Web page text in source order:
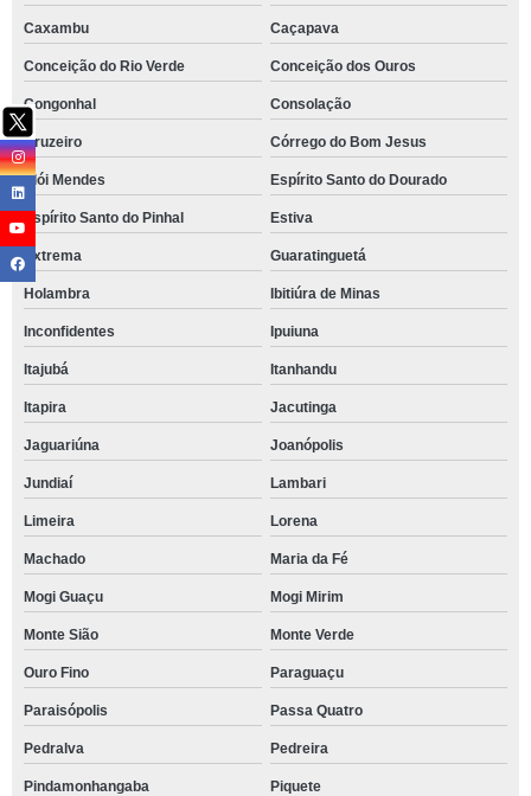
Caxambu Caçapava
Conceição do Rio Verde Conceição dos Ouros
Congonhal Consolação
Cruzeiro Córrego do Bom Jesus
Elói Mendes Espírito Santo do Dourado
Espírito Santo do Pinhal Estiva
Extrema Guaratinguetá
Holambra Ibitiúra de Minas
Inconfidentes Ipuiuna
Itajubá Itanhandu
Itapira Jacutinga
Jaguariúna Joanópolis
Jundiaí Lambari
Limeira Lorena
Machado Maria da Fé
Mogi Guaçu Mogi Mirim
Monte Sião Monte Verde
Ouro Fino Paraguaçu
Paraisópolis Passa Quatro
Pedralva Pedreira
Pindamonhangaba Piquete